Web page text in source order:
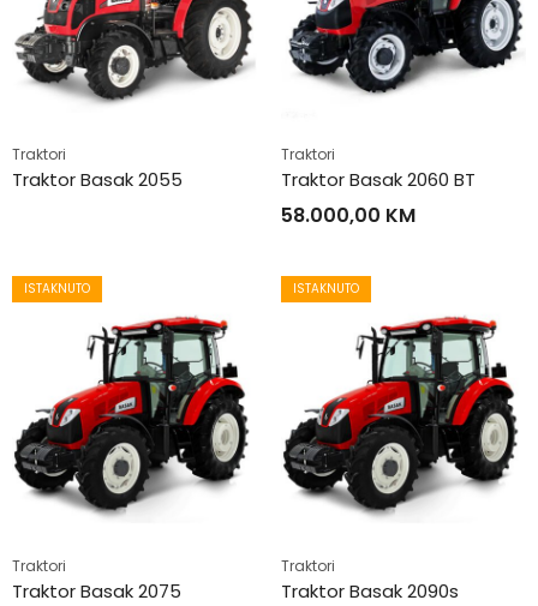
Traktori
Traktor Basak 2055
Traktori
Traktor Basak 2060 BT
58.000,00 KM
ISTAKNUTO
Traktori
Traktor Basak 2075
ISTAKNUTO
Traktori
Traktor Basak 2090s